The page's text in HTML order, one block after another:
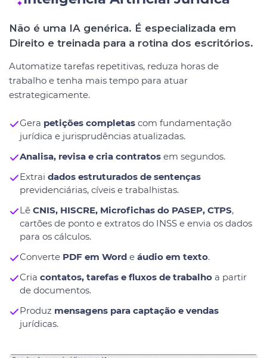
Não é uma IA genérica. É especializada em
Direito e treinada para a rotina dos escritórios.
Automatize tarefas repetitivas, reduza horas de
trabalho e tenha mais tempo para atuar
estrategicamente.
Gera petições completascom fundamentação
jurídica e jurisprudências atualizadas.
Analisa, revisa e cria contratosem segundos.
Extrai dados estruturados de sentenças
previdenciárias, cíveis e trabalhistas.
Lê CNIS, HISCRE, Microfichas do PASEP, CTPS,
cartões de ponto e extratos do INSS e envia os dados
para os cálculos.
Converte PDF em Worde áudio em texto.
Cria contatos, tarefas e fluxos de trabalhoa partir
de documentos.
Produz mensagens para captação e vendas
jurídicas.